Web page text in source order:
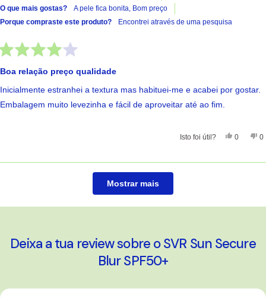
O que mais gostas?
A pele fica bonita, Bom preço
Porque compraste este produto?
Encontrei através de uma pesquisa
Boa relação preço qualidade
Inicialmente estranhei a textura mas habituei-me e acabei por gostar.
Embalagem muito levezinha e fácil de aproveitar até ao fim.
Isto foi útil? Sim,
0 0
A carregar...
Mostrar mais
Deixa a tua review sobre o SVR Sun Secure
Blur SPF50+